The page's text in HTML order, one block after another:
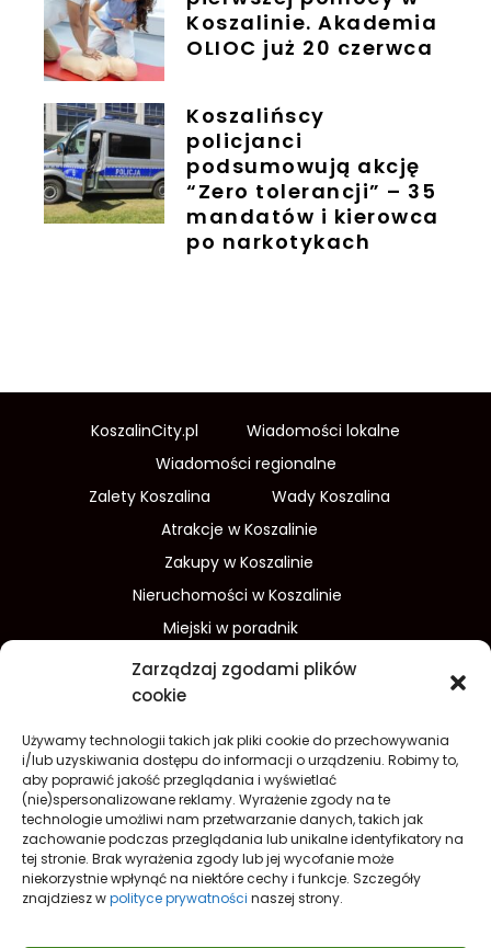
Zarządzaj zgodami plików
cookie
Używamy technologii takich jak pliki cookie do przechowywania
i/lub uzyskiwania dostępu do informacji o urządzeniu. Robimy to,
aby poprawić jakość przeglądania i wyświetlać
(nie)spersonalizowane reklamy. Wyrażenie zgody na te
technologie umożliwi nam przetwarzanie danych, takich jak
zachowanie podczas przeglądania lub unikalne identyfikatory na
tej stronie. Brak wyrażenia zgody lub jej wycofanie może
niekorzystnie wpłynąć na niektóre cechy i funkcje. Szczegóły
znajdziesz wpolityce prywatności naszej strony.
Koszalinie. Akademia
OLIOC już 20 czerwca
Koszalińscy
policjanci
podsumowują akcję
“Zero tolerancji” – 35
mandatów i kierowca
po narkotykach
KoszalinCity.pl
Wiadomości lokalne
Wiadomości regionalne
Zalety Koszalina
Wady Koszalina
Atrakcje w Koszalinie
Zakupy w Koszalinie
Nieruchomości w Koszalinie
Miejski w poradnik
Wydarzenia w Koszalinie
Sport w Koszalinie
Finanse i inwestycje
Dom i ogród
Turystyka
Lifestyle
O nas
Redakcja
Reklama
Kontakt
Prywatność
Polityka prywatności Cookies (EU)